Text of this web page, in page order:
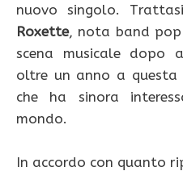
nuovo singolo.
Roxette, nota band pop
scena musicale dopo
oltre un anno a
che ha sinora
mondo.
In accordo con quanto